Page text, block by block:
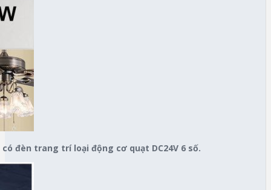
đèn trang trí loại động cơ quạt DC24V 6 số.